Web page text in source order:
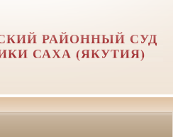
РАЙОННЫЙ СУД
САХА (ЯКУТИЯ)